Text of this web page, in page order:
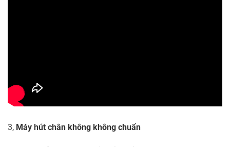
3, Máy hút chân không không chuẩn